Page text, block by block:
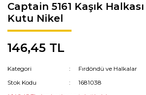
Captain 5161 Kaşık
Kutu Nikel
146,45 TL
Kategori
Fırdöndü ve Halkalar
Stok Kodu
1681038